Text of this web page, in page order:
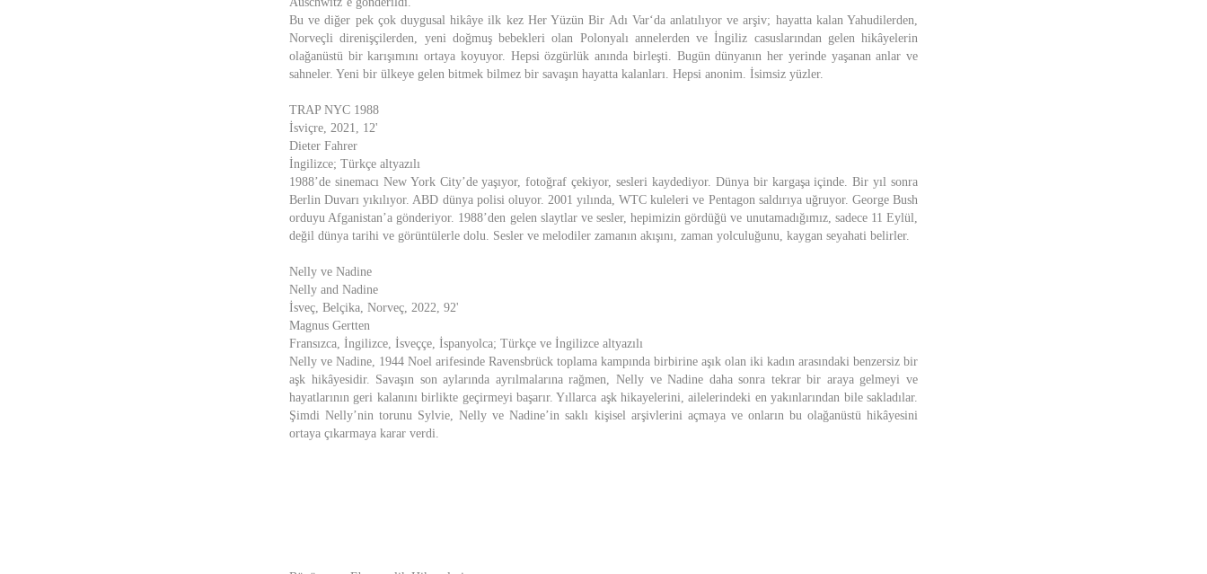
Bu ve diğer pek çok duygusal hikâye ilk kez Her Yüzün Bir Adı Var‘da anlatılıyor ve arşiv; hayatta kalan Yahudilerden,
Norveçli direnişçilerden, yeni doğmuş bebekleri olan Polonyalı annelerden ve İngiliz casuslarından gelen hikâyelerin
olağanüstü bir karışımını ortaya koyuyor. Hepsi özgürlük anında birleşti. Bugün dünyanın her yerinde yaşanan anlar ve
sahneler. Yeni bir ülkeye gelen bitmek bilmez bir savaşın hayatta kalanları. Hepsi anonim. İsimsiz yüzler.
TRAP NYC 1988
İsviçre, 2021, 12'
Dieter Fahrer
İngilizce; Türkçe altyazılı
1988’de sinemacı New York City’de yaşıyor, fotoğraf çekiyor, sesleri kaydediyor. Dünya bir kargaşa içinde. Bir yıl sonra
Berlin Duvarı yıkılıyor. ABD dünya polisi oluyor. 2001 yılında, WTC kuleleri ve Pentagon saldırıya uğruyor. George Bush
orduyu Afganistan’a gönderiyor. 1988’den gelen slaytlar ve sesler, hepimizin gördüğü ve unutamadığımız, sadece 11 Eylül,
değil dünya tarihi ve görüntülerle dolu. Sesler ve melodiler zamanın akışını, zaman yolculuğunu, kaygan seyahati belirler.
Nelly ve Nadine
Nelly and Nadine
İsveç, Belçika, Norveç, 2022, 92'
Magnus Gertten
Fransızca, İngilizce, İsveççe, İspanyolca; Türkçe ve İngilizce altyazılı
Nelly ve Nadine, 1944 Noel arifesinde Ravensbrück toplama kampında birbirine aşık olan iki kadın arasındaki benzersiz bir
aşk hikâyesidir. Savaşın son aylarında ayrılmalarına rağmen, Nelly ve Nadine daha sonra tekrar bir araya gelmeyi ve
hayatlarının geri kalanını birlikte geçirmeyi başarır. Yıllarca aşk hikayelerini, ailelerindeki en yakınlarından bile sakladılar.
Şimdi Nelly’nin torunu Sylvie, Nelly ve Nadine’in saklı kişisel arşivlerini açmaya ve onların bu olağanüstü hikâyesini
ortaya çıkarmaya karar verdi.